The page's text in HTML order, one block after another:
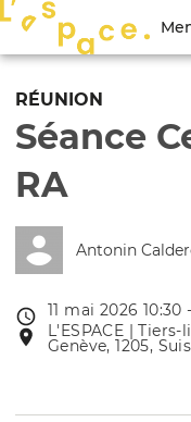
Menu
du
compte
de
l'utilisateur
RÉUNION
Séance
RA
Antonin
Date
de
l'évênement
11 mai 2026 10:30
Lieu
de
L'ESPACE |
Genève, 1205,